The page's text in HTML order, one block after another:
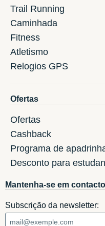
Trail Running
Caminhada
Fitness
Atletismo
Relogios GPS
Ofertas
Ofertas
Cashback
Programa de
Desconto para
Mantenha-se em contacto
Subscrição da newsletter: